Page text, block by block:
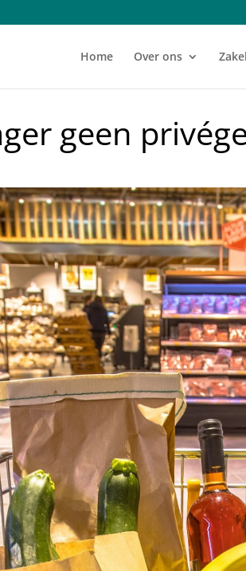
Home Over ons
geen